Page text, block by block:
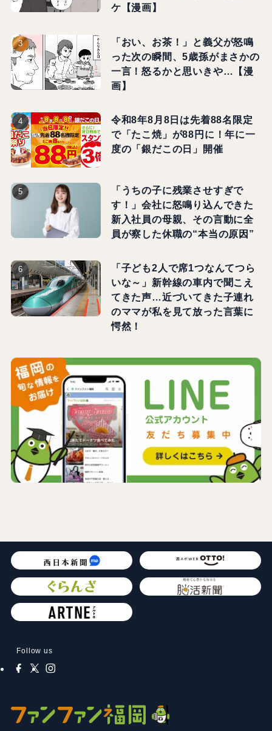
ケ【漫画】
「おい、お茶！」と義父が怒鳴
った次の瞬間、5歳孫がまさかの
一言！怒るかと思いきや…【漫
画】
令和8年8月8日は先着88名限定
で「たこ焼」が88円に！年に一
度の「銀だこの日」開催
「うちの子に残業させすぎで
す！」会社に怒鳴り込んできた
新入社員の母親、その言動に全
員が察した休職の“本当の原因”
「子ども2人で席1つなんてつら
いな～」新幹線の車内で聞こえ
てきた声…近づいてきた子連れ
のママが私を見て放った言葉に
愕然！
Follow us